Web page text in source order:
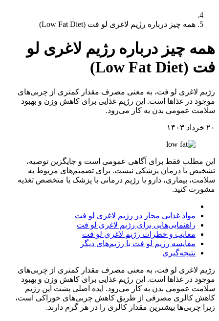
همه چیز درباره رژیم لاغری لو فت (Low Fat Diet)
همه چیز درباره رژیم لاغری لو
فت (Low Fat Diet)
رژیم لاغری لو فت، به معنی مصرف مقدار کمتری از چربی‌های
موجود در غذاها است. این رژیم غذایی برای کاهش وزن و بهبود
سلامت عمومی بدن به کار می‌رود.
۲۰ خرداد ۱۴۰۳
این مطلب فقط برای آگاهی عمومی است و جایگزین توصیه،
تشخیص یا درمان پزشکی نیست. برای تصمیم‌های مربوط به
سلامت، بیماری، دارو یا رژیم درمانی با پزشک یا متخصص تغذیه
مشورت کنید.
مواد غذایی مجاز در رژیم لاغری لو فت
راهنمایی‌هایی برای رژیم لاغری لو فت
معایب و خطرات رژیم لاغری لو فت
مقایسه رژیم لو فت با رژیم‌های دیگر
نتیجه‌گیری
رژیم لاغری لو فت، به معنی مصرف مقدار کمتری از چربی‌های
موجود در غذاها است. این رژیم غذایی برای کاهش وزن و بهبود
سلامت عمومی بدن به کار می‌رود. ایده اصلی پشت این رژیم
کاهش کالری مصرفی از طریق کاهش چربی‌های خوراکی است،
زیرا چربی‌ها بیشترین مقدار کالری را در هر گرم دارند.